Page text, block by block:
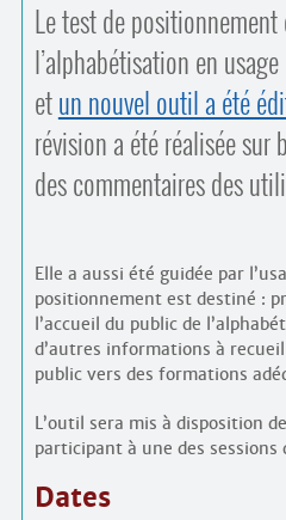
Le test de
l’alphabétisation en
etun nouvel outil a été
révision a été réalisée sur
des commentaires des
Elle a aussi été guidée par
positionnement est destiné :
l’accueil du public de
d’autres informations à
public vers des formations
L’outil sera mis à disposition
participant à une des sessions
Dates